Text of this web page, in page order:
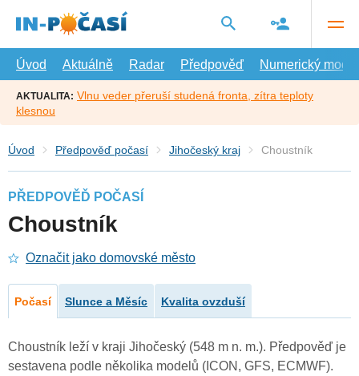
hlavní
Úvod
Aktuálně Radar Předpověď Numerický model
AKTUALITA: Vlnu veder přeruší studená fronta, zítra teploty
klesnou
Úvod Předpověď počasí Jihočeský kraj Choustník
PŘEDPOVĚĎ POČASÍ
Choustník
Označit jako domovské město
Počasí Slunce a Měsíc Kvalita ovzduší
Choustník leží v kraji Jihočeský (548 m n. m.). Předpověď je
sestavena podle několika modelů (ICON, GFS, ECMWF).